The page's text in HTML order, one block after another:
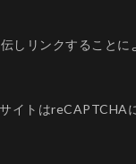
しリンクすること
イトはreCAPTCHA